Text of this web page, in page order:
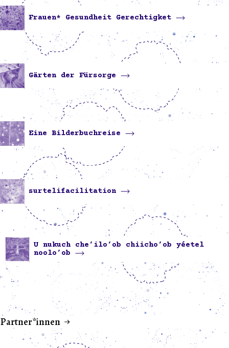
Frauen* Gesundheit Gerechtigket
Gärten der Fürsorge
Eine Bilderbuchreise
surtelifacilitation
U nukuch che’ilo’ob chiicho’ob yéetel
noolo’ob
Partner*innen